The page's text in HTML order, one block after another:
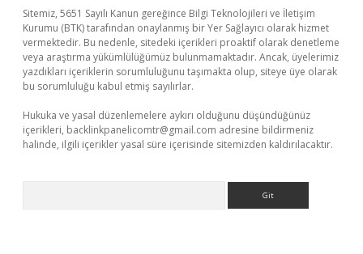
Sitemiz, 5651 Sayılı Kanun gereğince Bilgi Teknolojileri ve İletişim
Kurumu (BTK) tarafından onaylanmış bir Yer Sağlayıcı olarak hizmet
vermektedir. Bu nedenle, sitedeki içerikleri proaktif olarak denetleme
veya araştırma yükümlülüğümüz bulunmamaktadır. Ancak, üyelerimiz
yazdıkları içeriklerin sorumluluğunu taşımakta olup, siteye üye olarak
bu sorumluluğu kabul etmiş sayılırlar.
Hukuka ve yasal düzenlemelere aykırı olduğunu düşündüğünüz
içerikleri, backlinkpanelicomtr@gmail.com adresine bildirmeniz
halinde, ilgili içerikler yasal süre içerisinde sitemizden kaldırılacaktır.